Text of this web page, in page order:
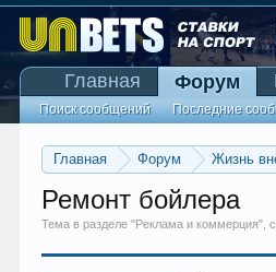
Главная Форум Жизнь
Ремонт бойлера
Тема в разделе "Реклама и коммерция",
Главная Форум
Поиск сообщений Последние